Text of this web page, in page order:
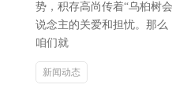
势，积存高尚传着“乌桕树
说念主的关爱和担忧。那
咱们就
新闻动态